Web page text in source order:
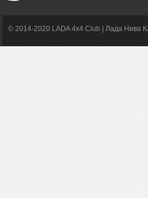
© 2014-2020 LADA 4x4 Club | Лада Нива